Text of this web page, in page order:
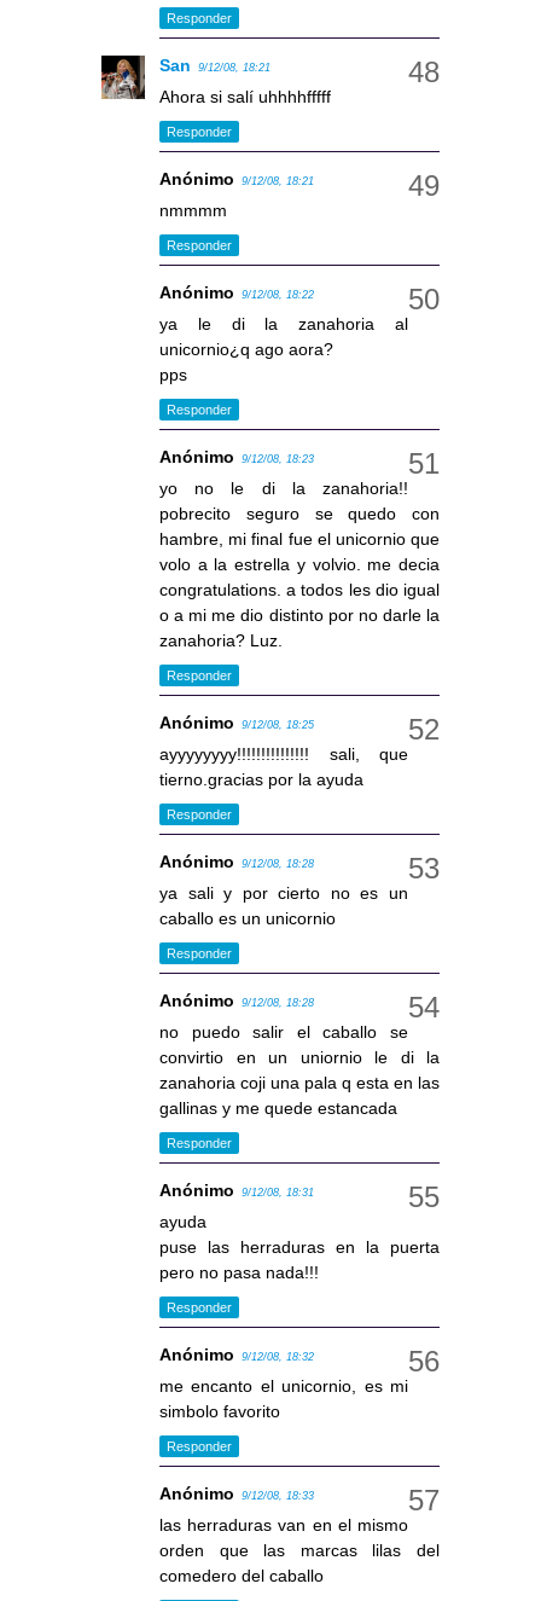
Responder
San 9/12/08, 18:21
Ahora si salí uhhhhfffff
Responder
Anónimo 9/12/08, 18:21
nmmmm
Responder
Anónimo 9/12/08, 18:22
ya le di la zanahoria al
unicornio¿q ago aora?
pps
Responder
Anónimo 9/12/08, 18:23
yo no le di la zanahoria!!
pobrecito seguro se quedo con
hambre, mi final fue el unicornio que
volo a la estrella y volvio. me decia
congratulations. a todos les dio igual
o a mi me dio distinto por no darle la
zanahoria? Luz.
Responder
Anónimo 9/12/08, 18:25
ayyyyyyyy!!!!!!!!!!!!!!! sali, que
tierno.gracias por la ayuda
Responder
Anónimo 9/12/08, 18:28
ya sali y por cierto no es un
caballo es un unicornio
Responder
Anónimo 9/12/08, 18:28
no puedo salir el caballo se
convirtio en un uniornio le di la
zanahoria coji una pala q esta en las
gallinas y me quede estancada
Responder
Anónimo 9/12/08, 18:31
ayuda
puse las herraduras en la puerta
pero no pasa nada!!!
Responder
Anónimo 9/12/08, 18:32
me encanto el unicornio, es mi
simbolo favorito
Responder
Anónimo 9/12/08, 18:33
las herraduras van en el mismo
orden que las marcas lilas del
comedero del caballo